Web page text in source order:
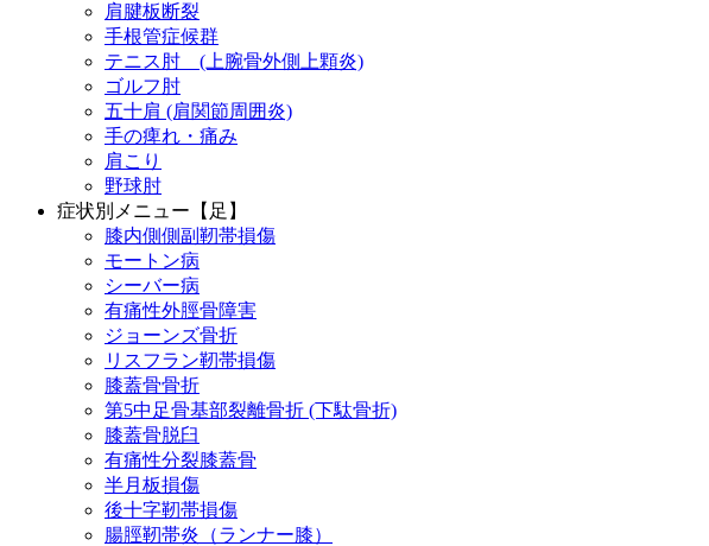
肩腱板断裂
手根管症候群
テニス肘 (上腕骨外側上顆炎)
ゴルフ肘
五十肩 (肩関節周囲炎)
手の痺れ・痛み
肩こり
野球肘
症状別メニュー【足】
膝内側側副靭帯損傷
モートン病
シーバー病
有痛性外脛骨障害
ジョーンズ骨折
リスフラン靭帯損傷
膝蓋骨骨折
第5中足骨基部裂離骨折 (下駄骨折)
膝蓋骨脱臼
有痛性分裂膝蓋骨
半月板損傷
後十字靭帯損傷
腸脛靭帯炎（ランナー膝）